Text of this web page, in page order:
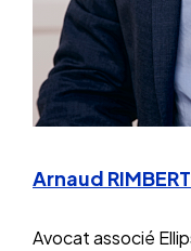
Arnaud RIMBERT
Avocat associé